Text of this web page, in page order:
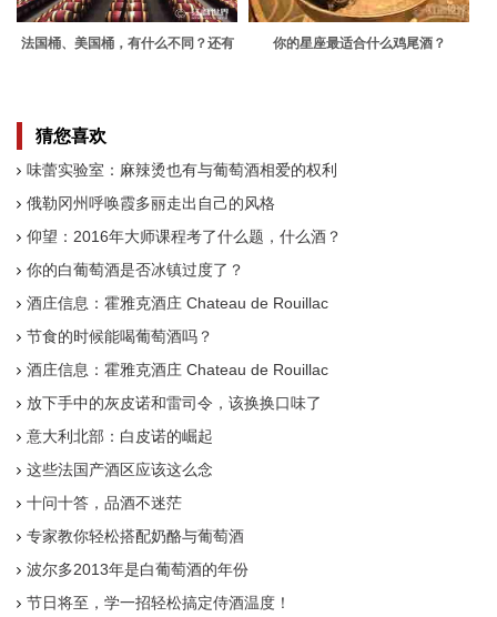
法国桶、美国桶，有什么不同？还有
你的星座最适合什么鸡尾酒？
猜您喜欢
味蕾实验室：麻辣烫也有与葡萄酒相爱的权利
俄勒冈州呼唤霞多丽走出自己的风格
仰望：2016年大师课程考了什么题，什么酒？
你的白葡萄酒是否冰镇过度了？
酒庄信息：霍雅克酒庄 Chateau de Rouillac
节食的时候能喝葡萄酒吗？
酒庄信息：霍雅克酒庄 Chateau de Rouillac
放下手中的灰皮诺和雷司令，该换换口味了
意大利北部：白皮诺的崛起
这些法国产酒区应该这么念
十问十答，品酒不迷茫
专家教你轻松搭配奶酪与葡萄酒
波尔多2013年是白葡萄酒的年份
节日将至，学一招轻松搞定侍酒温度！